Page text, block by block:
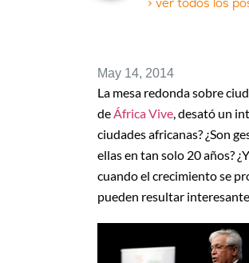
May 14, 2014
La mesa redonda sobre
deÁfrica Vive, desató un
ciudades africanas? ¿Son
ellas en tan solo 20 años?
cuando el crecimiento se
pueden resultar